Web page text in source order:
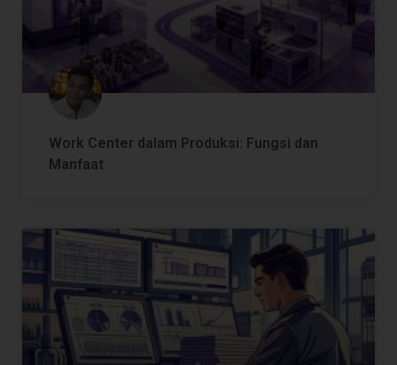
Work Center dalam Produksi: Fungsi dan
Manfaat